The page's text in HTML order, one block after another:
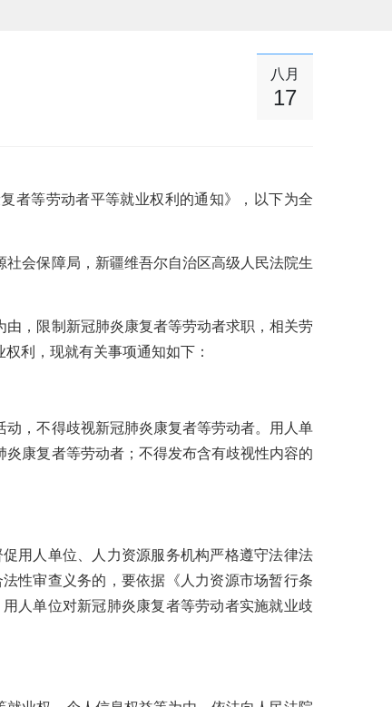
八月
17
者等劳动者平等就业权利的通知》，以下为全
会保障局，新疆维吾尔自治区高级人民法院生
，限制新冠肺炎康复者等劳动者求职，相关劳
利，现就有关事项通知如下：
，不得歧视新冠肺炎康复者等劳动者。用人单
康复者等劳动者；不得发布含有歧视性内容的
用人单位、人力资源服务机构严格遵守法律法
性审查义务的，要依据《人力资源市场暂行条
人单位对新冠肺炎康复者等劳动者实施就业歧